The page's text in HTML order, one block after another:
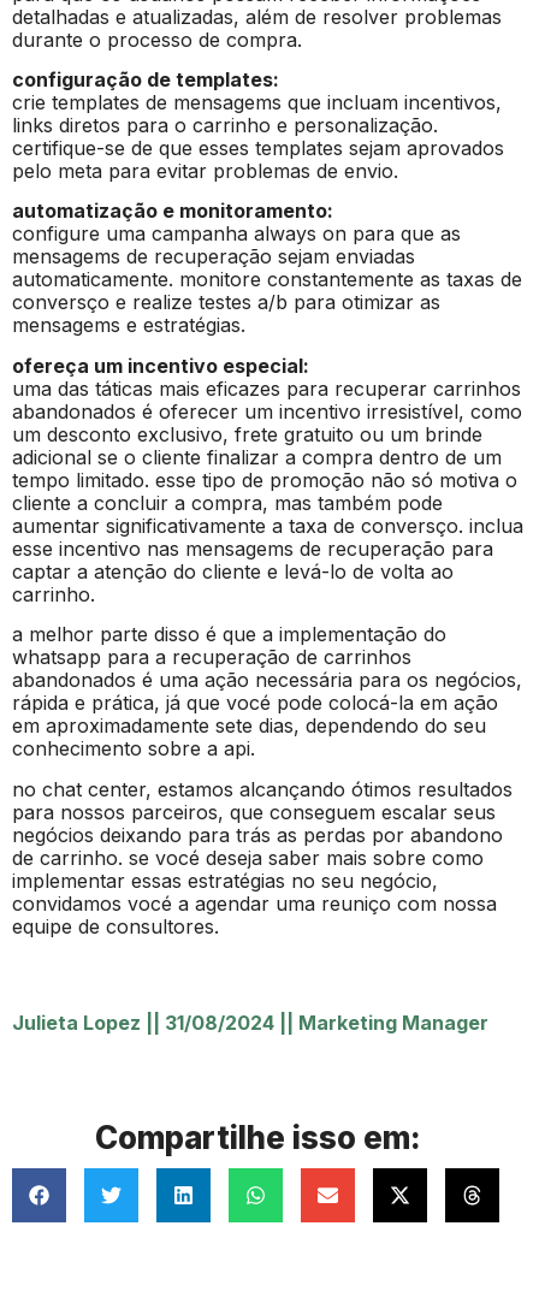
detalhadas e atualizadas, além de resolver problemas
durante o processo de compra.
configuração de templates:
crie templates de mensagems que incluam incentivos,
links diretos para o carrinho e personalização.
certifique-se de que esses templates sejam aprovados
pelo meta para evitar problemas de envio.
automatização e monitoramento:
configure uma campanha always on para que as
mensagems de recuperação sejam enviadas
automaticamente. monitore constantemente as taxas de
conversço e realize testes a/b para otimizar as
mensagems e estratégias.
ofereça um incentivo especial:
uma das táticas mais eficazes para recuperar carrinhos
abandonados é oferecer um incentivo irresistível, como
um desconto exclusivo, frete gratuito ou um brinde
adicional se o cliente finalizar a compra dentro de um
tempo limitado. esse tipo de promoção não só motiva o
cliente a concluir a compra, mas também pode
aumentar significativamente a taxa de conversço. inclua
esse incentivo nas mensagems de recuperação para
captar a atenção do cliente e levá-lo de volta ao
carrinho.
a melhor parte disso é que a implementação do
whatsapp para a recuperação de carrinhos
abandonados é uma ação necessária para os negócios,
rápida e prática, já que vocé pode colocá-la em ação
em aproximadamente sete dias, dependendo do seu
conhecimento sobre a api.
no chat center, estamos alcançando ótimos resultados
para nossos parceiros, que conseguem escalar seus
negócios deixando para trás as perdas por abandono
de carrinho. se vocé deseja saber mais sobre como
implementar essas estratégias no seu negócio,
convidamos vocé a agendar uma reuniço com nossa
equipe de consultores.
Julieta Lopez 31/08/2024 Marketing Manager
Compartilhe isso em: